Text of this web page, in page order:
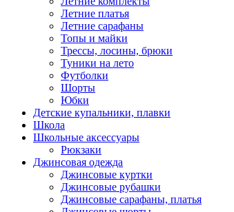
Летние платья
Летние сарафаны
Топы и майки
Трессы, лосины, брюки
Туники на лето
Футболки
Шорты
Юбки
Детские купальники, плавки
Школа
Школьные аксессуары
Рюкзаки
Джинсовая одежда
Джинсовые куртки
Джинсовые рубашки
Джинсовые сарафаны, платья